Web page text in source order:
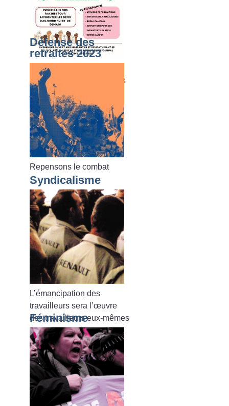
Du dimanche 02 août au
vendredi 07 août 2026, les
journées d’été de l’UCL
Défense des
retraites 2023
Repensons le combat
Syndicalisme
L’émancipation des
travailleurs sera l’œuvre
des travailleurs eux-mêmes
Féminisme